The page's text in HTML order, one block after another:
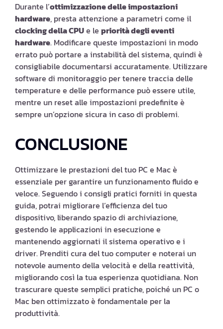
Durante l’ottimizzazione delle impostazioni
hardware, presta attenzione a parametri come il
clocking della CPUe le priorità degli eventi
hardware. Modificare queste impostazioni in modo
errato può portare a instabilità del sistema, quindi è
consigliabile documentarsi accuratamente. Utilizzare
software di monitoraggio per tenere traccia delle
temperature e delle performance può essere utile,
mentre un reset alle impostazioni predefinite è
sempre un’opzione sicura in caso di problemi.
CONCLUSIONE
Ottimizzare le prestazioni del tuo PC e Mac è
essenziale per garantire un funzionamento fluido e
veloce. Seguendo i consigli pratici forniti in questa
guida, potrai migliorare l’efficienza del tuo
dispositivo, liberando spazio di archiviazione,
gestendo le applicazioni in esecuzione e
mantenendo aggiornati il sistema operativo e i
driver. Prenditi cura del tuo computer e noterai un
notevole aumento della velocità e della reattività,
migliorando così la tua esperienza quotidiana. Non
trascurare queste semplici pratiche, poiché un PC o
Mac ben ottimizzato è fondamentale per la
produttività.